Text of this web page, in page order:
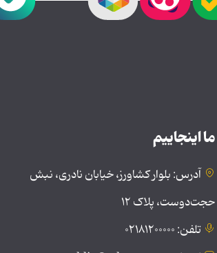
ما اینجاییم
آدرس: بلوار کشاورز، خیابان نادری، نبش
حجت‌دوست، پلاک ۱۲
تلفن: ۰۲۱۸۱۲۰۰۰۰۰